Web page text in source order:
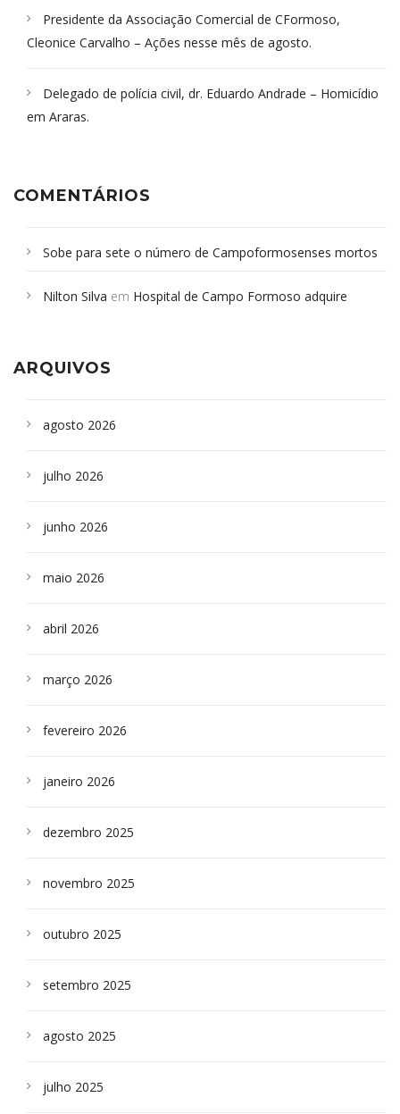
Presidente da Associação Comercial de CFormoso,
Cleonice Carvalho – Ações nesse mês de agosto.
Delegado de polícia civil, dr. Eduardo Andrade – Homicídio
em Araras.
COMENTÁRIOS
Sobe para sete o número de Campoformosenses mortos
Campoformosenses que morreram em desabamentos são
Nilton Silva em Hospital de Campo Formoso adquire
ARQUIVOS
agosto 2026
julho 2026
junho 2026
maio 2026
abril 2026
março 2026
fevereiro 2026
janeiro 2026
dezembro 2025
novembro 2025
outubro 2025
setembro 2025
agosto 2025
julho 2025